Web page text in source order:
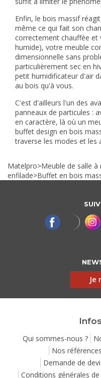
Enfin, le bois massif
même ce qui fait son
correctement chauffée et
humide), votre meuble
dimensionnelle sans
particulièrement sec en
petit humidificateur d'air
au bois qu'à vous.
C'est d'ailleurs l'un des
panneaux de particules :
en caractère, là où un
buffet design en bois
traverse les modes et les
Matelpro>Meuble de salle à
enfilade>Buffet en bois
Je
Qui sommes-nous ?
Nos références
Demande de
Conditions générales